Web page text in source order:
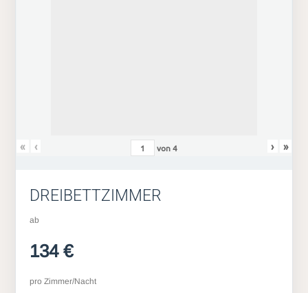
« ‹ von4 › »
DREIBETTZIMMER
ab
134 €
pro Zimmer/Nacht